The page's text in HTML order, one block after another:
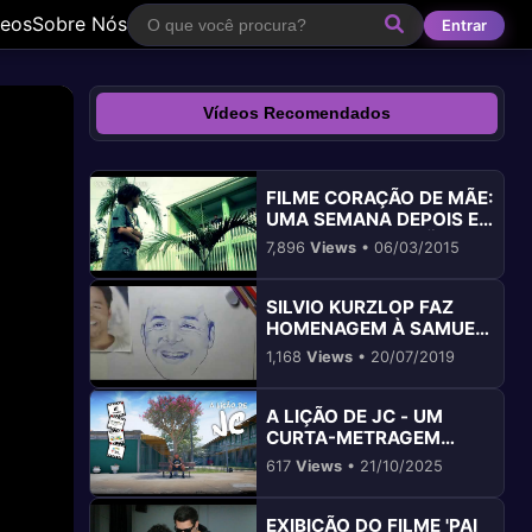
Sobre Nós Entrar
Vídeos Recomendados
FILME CORAÇÃO DE MÃE:
UMA SEMANA DEPOIS E
A TRANSFORMAÇÃO DE
PEDRINHO EM COLOMBO
7,896 Views• 06/03/2015
SILVIO KURZLOP FAZ
HOMENAGEM À SAMUEL
ROCHA
1,168 Views• 20/07/2019
A LIÇÃO DE JC - UM
CURTA-METRAGEM
TRANSFORMADOR EM
617 Views• 21/10/2025
EXIBIÇÃO DO FILME 'PAI